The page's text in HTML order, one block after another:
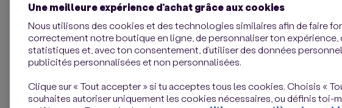
Une meilleure expérience d’achat grâce aux cookies
Nous utilisons des cookies et des technologies similaires afin de faire
correctement notre boutique en ligne, de personnaliser ton expérience,
statistiques et, avec ton consentement, d’utiliser des données
publicités personnalisées et non personnalisées.
Clique sur « Tout accepter » si tu acceptes tous les cookies. Choisis «
souhaites autoriser uniquement les cookies nécessaires, ou définis toi-